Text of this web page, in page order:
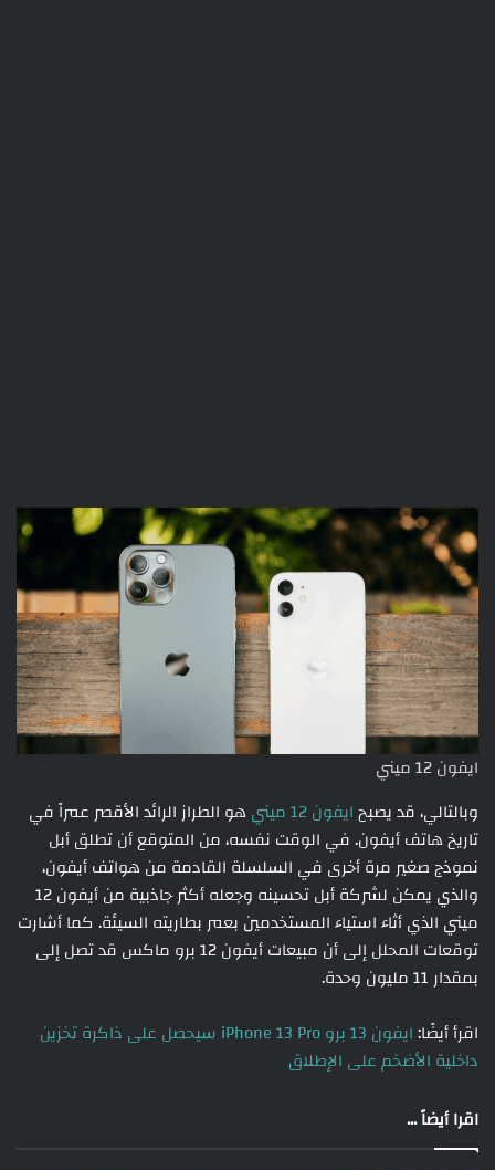
ايفون 12 ميني
وبالتالي، قد يصبحايفون 12 ميني
هو الطراز الرائد الأقصر عمراً في
تاريخ هاتف أيفون. في الوقت نفسه، من المتوقع أن تطلق أبل
نموذج صغير مرة أخرى في السلسلة القادمة من هواتف أيفون،
والذي يمكن لشركة أبل تحسينه وجعله أكثر جاذبية من أيفون 12
ميني الذي أثاء استياء المستخدمين بعمر بطاريته السيئة. كما أشارت
توقعات المحلل إلى أن مبيعات أيفون 12 برو ماكس قد تصل إلى
بمقدار 11 مليون وحدة.
اقرأ أيضًا:
ايفون 13 برو iPhone 13 Pro سيحصل على ذاكرة تخزين
داخلية الأضخم على الإطلاق
اقرا أيضاً ...